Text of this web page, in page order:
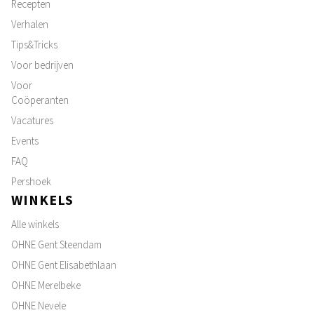
Recepten
Verhalen
Tips&Tricks
Voor bedrijven
Voor
Coöperanten
Vacatures
Events
FAQ
Pershoek
WINKELS
Alle winkels
OHNE Gent Steendam
OHNE Gent Elisabethlaan
OHNE Merelbeke
OHNE Nevele